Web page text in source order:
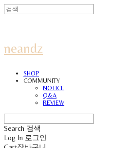
neandz
SHOP
COMMUNITY
NOTICE
Q&A
REVIEW
Search 검색
Log In 로그인